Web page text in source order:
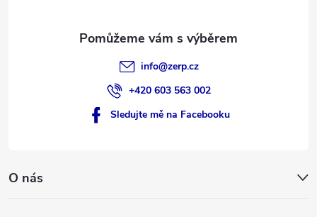
info@zerp.cz
+420 603 563 002
Sledujte mě na Facebooku
O nás